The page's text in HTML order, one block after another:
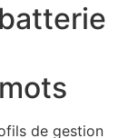
de gestion